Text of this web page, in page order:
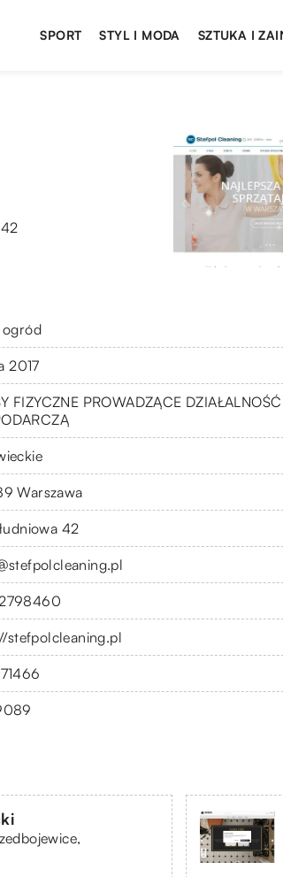
SPORT STYL I MODA SZTUKA I
ogród
2017
FIZYCZNE PROWADZĄCE DZIAŁALNOŚĆ
Warszawa
42
stefpolcleaning.pl